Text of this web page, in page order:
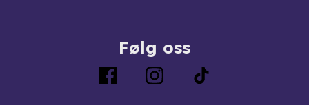
Følg oss